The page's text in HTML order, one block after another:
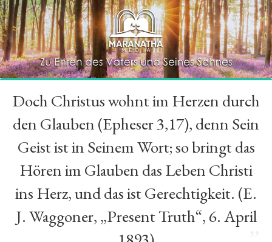
“
Doch Christus wohnt im Herzen durch
den Glauben (Epheser 3,17), denn Sein
Geist ist in Seinem Wort; so bringt das
Hören im Glauben das Leben Christi
ins Herz, und das ist Gerechtigkeit. (E.
J. Waggoner, „Present Truth“, 6. April